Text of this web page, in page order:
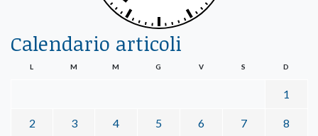
Calendario articoli
L M M G V S D
1
2 3 4 5 6 7 8